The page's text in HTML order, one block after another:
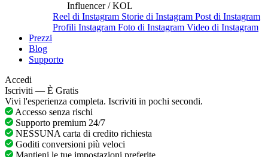
Influencer / KOL
Reel di Instagram Storie di Instagram Post di Instagram
Profili Instagram Foto di Instagram Video di Instagram
Prezzi
Blog
Supporto
Accedi
Iscriviti — È Gratis
Vivi l'esperienza completa. Iscriviti in pochi secondi.
Accesso senza rischi
Supporto premium 24/7
NESSUNA carta di credito richiesta
Goditi conversioni più veloci
Mantieni le tue impostazioni preferite